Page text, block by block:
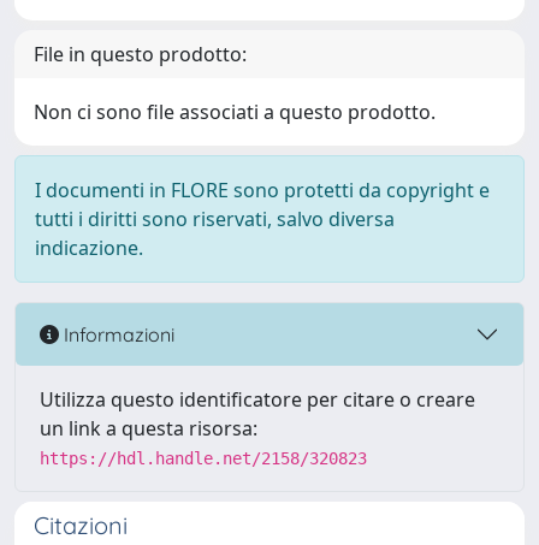
File in questo prodotto:
Non ci sono file associati a questo prodotto.
I documenti in FLORE sono protetti da copyright e
tutti i diritti sono riservati, salvo diversa
indicazione.
Informazioni
Utilizza questo identificatore per citare o creare
un link a questa risorsa:
https://hdl.handle.net/2158/320823
Citazioni